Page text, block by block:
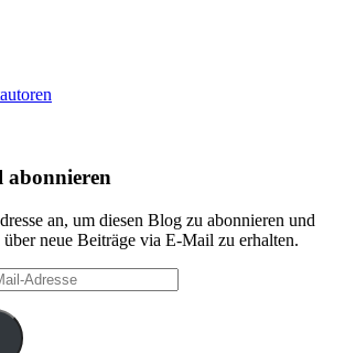
an, um diesen Blog zu abonnieren und
neue Beiträge via E-Mail zu erhalten.